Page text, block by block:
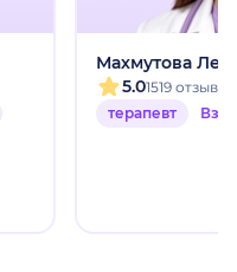
Махмутова
5.01519
терапевт